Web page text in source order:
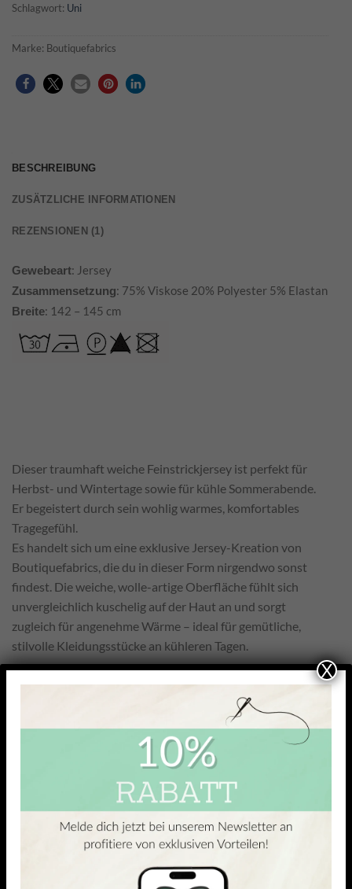
Schlagwort: Uni
Marke: Boutiquefabrics
BESCHREIBUNG
ZUSÄTZLICHE INFORMATIONEN
REZENSIONEN (1)
Gewebeart: Jersey
Zusammensetzung: 75% Viskose 20% Polyester 5% Elastan
Breite: 142 – 145 cm
Dieser traumhaft weiche Feinstrickjersey ist perfekt für
Herbst- und Wintertage sowie für kühle Sommerabende.
Er begeistert durch sein wohlig warmes, komfortables
Tragegefühl.
Es handelt sich um eine exklusive Jersey-Kreation von
Boutiquefabrics, die du in dieser Form nirgendwo sonst
findest. Die weiche, wolle-artige Oberfläche fühlt sich
unvergleichlich kuschelig auf der Haut an und sorgt
zugleich für angenehme Wärme – ideal für gemütliche,
stilvolle Kleidungsstücke an kühleren Tagen.
X